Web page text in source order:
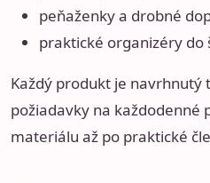
peňaženky a drobné
praktické organizéry do
Každý produkt je navrhnutý
požiadavky na každodenné
materiálu až po praktické